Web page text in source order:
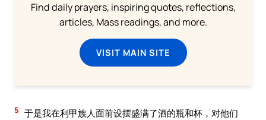
Find daily prayers, inspiring quotes, reflections,
articles, Mass readings, and more.
VISIT MAIN SITE
5 于是我在利甲族人面前设摆盛满了酒的瓶和杯，对他们